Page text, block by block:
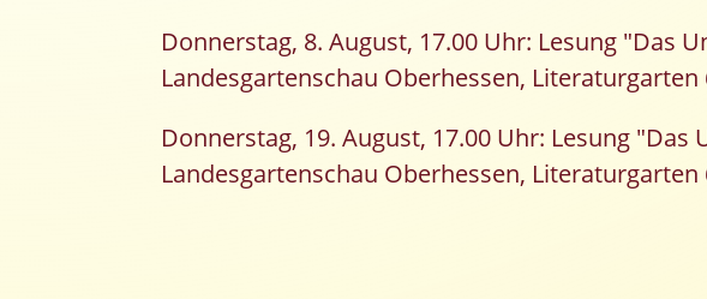
Donnerstag, 8. August, 17.00 Uhr: Lesung "Das
Landesgartenschau Oberhessen, Literaturgarten
Donnerstag, 19. August, 17.00 Uhr: Lesung
Landesgartenschau Oberhessen, Literaturgarten